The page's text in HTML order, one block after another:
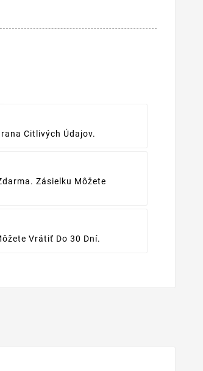
Citlivých Údajov.
Zásielku Môžete
Vrátiť Do 30 Dní.